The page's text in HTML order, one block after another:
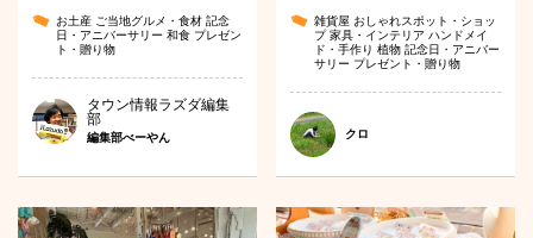
お土産 ご当地グルメ・食材 記念
日・アニバーサリー 和食 プレゼン
ト・贈り物
タウン情報ラズダ編集
部
編集部べーやん
雑貨屋 おしゃれスポット・ショッ
プ家具・インテリアハンドメイ
ド・手作り植物記念日・アニバー
サリー プレゼント・贈り物
クロ